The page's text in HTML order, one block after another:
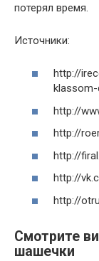
потерял время.
Источники:
http://
http://
http://
http://
http://
http://
Смотрите
шашечки